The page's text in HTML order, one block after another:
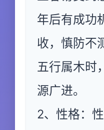
年后有成功
收，慎防不
五行属木时
源广进。
2、性格：